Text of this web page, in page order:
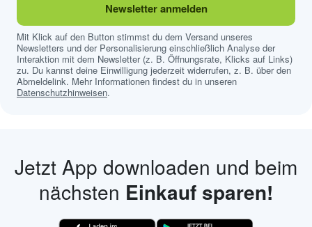
Newsletter anmelden
Mit Klick auf den Button stimmst du dem Versand unseres
Newsletters und der Personalisierung einschließlich Analyse der
Interaktion mit dem Newsletter (z. B. Öffnungsrate, Klicks auf Links)
zu. Du kannst deine Einwilligung jederzeit widerrufen, z. B. über den
Abmeldelink. Mehr Informationen findest du in unseren
Datenschutzhinweisen.
Jetzt App downloaden und beim
nächsten Einkauf sparen!